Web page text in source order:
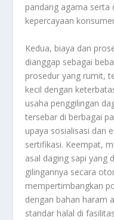
pandang agama serta
kepercayaan
Kedua, biaya dan
dianggap sebagai
prosedur yang rumit,
kecil dengan
usaha penggilingan
tersebar di berbagai
upaya sosialisasi dan
sertifikasi. Keempat,
asal daging sapi yang
gilingannya secara
mempertimbangkan
dengan bahan haram
standar halal di